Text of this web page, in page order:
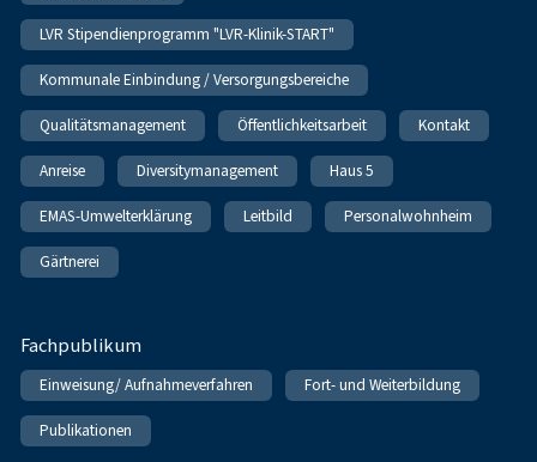
LVR Stipendienprogramm "LVR-Klinik-START"
Kommunale Einbindung / Versorgungsbereiche
Qualitätsmanagement Öffentlichkeitsarbeit Kontakt
Anreise Diversitymanagement Haus 5
EMAS-Umwelterklärung Leitbild Personalwohnheim
Gärtnerei
Fachpublikum
Einweisung/ Aufnahmeverfahren Fort- und Weiterbildung
Publikationen